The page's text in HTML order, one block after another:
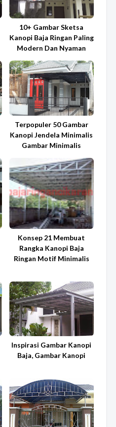
10+ Gambar Sketsa
Kanopi Baja Ringan Paling
Modern Dan Nyaman
Terpopuler 50 Gambar
Kanopi Jendela Minimalis
Gambar Minimalis
Konsep 21 Membuat
Rangka Kanopi Baja
Ringan Motif Minimalis
Inspirasi Gambar Kanopi
Baja, Gambar Kanopi